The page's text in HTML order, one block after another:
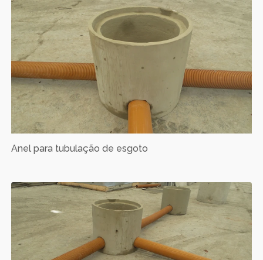
Anel para tubulação de esgoto